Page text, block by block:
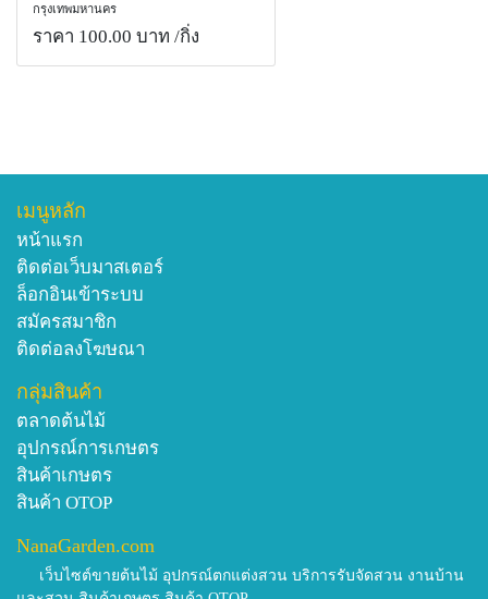
กรุงเทพมหานคร
ราคา 100.00 บาท /กิ่ง
เมนูหลัก
หน้าแรก
ติดต่อเว็บมาสเตอร์
ล็อกอินเข้าระบบ
สมัครสมาชิก
ติดต่อลงโฆษณา
กลุ่มสินค้า
ตลาดต้นไม้
อุปกรณ์การเกษตร
สินค้าเกษตร
สินค้า OTOP
NanaGarden.com
เว็บไซต์ขายต้นไม้ อุปกรณ์ตกแต่งสวน บริการรับจัดสวน งานบ้าน